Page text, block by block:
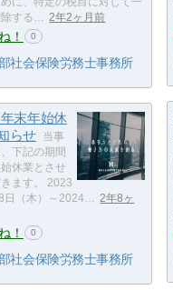
に、特定の税目に対して一
除する… 2年2ヶ月前
！ 0
社会保険労務士事務所
末年始休
らせ
当事
下記の期間
休業とさせ
ます。 2023
日（木）～2024… 2年8ヶ
！ 0
社会保険労務士事務所